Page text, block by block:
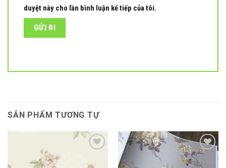
duyệt này cho lần bình luận kế tiếp của tôi.
SẢN PHẨM TƯƠNG TỰ
wishlist
Add to
wishlist